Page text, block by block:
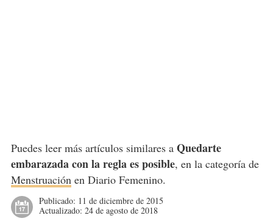
Puedes leer más artículos similares a Quedarte
embarazada con la regla es posible, en la categoría de
Menstruación en Diario Femenino.
Publicado: 11 de diciembre de 2015
Actualizado: 24 de agosto de 2018